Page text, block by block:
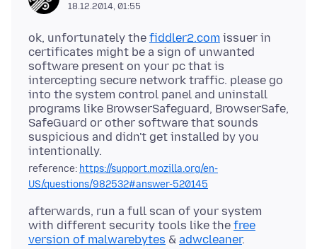
18.12.2014, 01:55
ok, unfortunately the fiddler2.com issuer in
certificates might be a sign of unwanted
software present on your pc that is
intercepting secure network traffic. please go
into the system control panel and uninstall
programs like BrowserSafeguard, BrowserSafe,
SafeGuard or other software that sounds
suspicious and didn't get installed by you
reference: https://support.mozilla.org/en-
US/questions/982532#answer-520145
afterwards, run a full scan of your system
with different security tools like the free
version of malwarebytes & adwcleaner